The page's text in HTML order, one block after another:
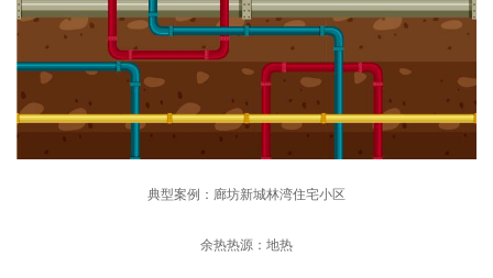
典型案例：廊坊新城林湾住宅小区
余热热源：地热